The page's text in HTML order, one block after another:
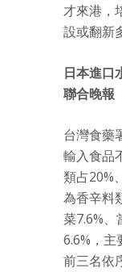
才來港，
設或翻新
日本進口
聯合晚報
台灣食藥
輸入食品
類占20%
為香辛料
菜7.6%、
6.6%，主
前三名依